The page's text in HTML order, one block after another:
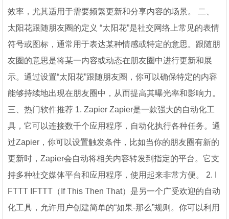
效率，尤其适用于需要频繁更新和分享内容的场景。 二、
太阳花跟随朋友圈的定义 “太阳花”是社交网络上常见的表情
符号或图标，通常用于表达某种情感或特定的意思。跟随朋
友圈的意思是将某一内容或动态在朋友圈中进行更新和展
示。通过设置“太阳花”跟随朋友圈，你可以确保特定的内容
能够持续地出现在朋友圈中，从而提高其曝光率和影响力。
三、热门软件推荐 1. Zapier Zapier是一款强大的自动化工
具，它可以连接数千个应用程序，自动化执行各种任务。通
过Zapier，你可以设置触发条件，比如当你的朋友圈有新的
更新时，Zapier会自动将相关内容转发到指定的平台。它支
持多种社交媒体平台和应用程序，使用起来非常方便。 2. I
FTTT IFTTT（If This Then That）是另一个广受欢迎的自动
化工具，允许用户创建简单的“如果-那么”规则。你可以利用